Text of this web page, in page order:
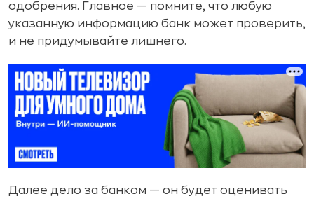
одобрения. Главное — помните, что любую
указанную информацию банк может проверить,
и не придумывайте лишнего.
Далее дело за банком — он будет оценивать